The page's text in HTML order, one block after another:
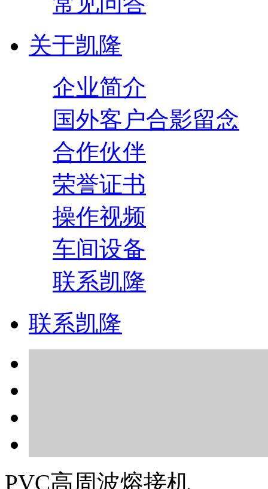
关于凯隆
企业简介
国外客户合影留念
合作伙伴
荣誉证书
操作视频
车间设备
联系凯隆
联系凯隆
PVC高周波熔接机